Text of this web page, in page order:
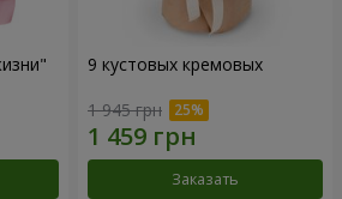
9 кустовых кремовых
1 945 грн
Заказать